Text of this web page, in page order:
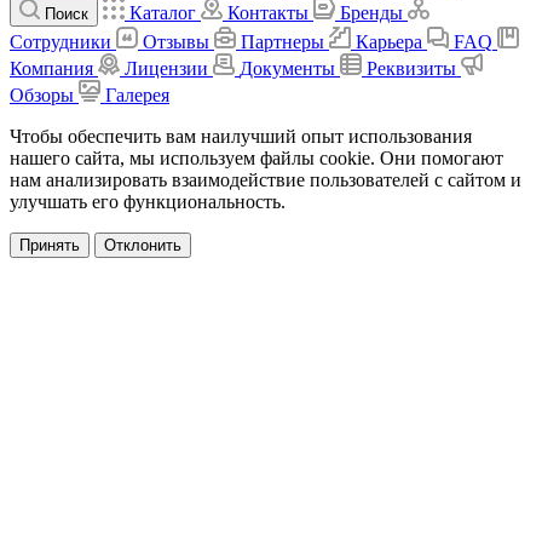
Поиск Каталог Контакты
Бренды
Сотрудники
Отзывы Партнеры Карьера
FAQ
Компания
Лицензии Документы
Реквизиты
Обзоры
Галерея
Чтобы обеспечить вам наилучший опыт использования
нашего сайта, мы используем файлы cookie. Они помогают
нам анализировать взаимодействие пользователей с сайтом и
улучшать его функциональность.
Принять Отклонить